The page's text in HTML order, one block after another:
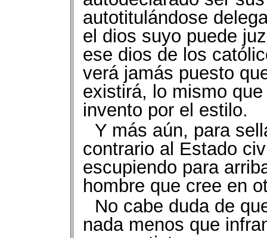
autotitulándose
el dios suyo puede
ese dios de los
verá jamás puesto
existirá, lo mismo
invento por el estilo.
Y más aún, para
contrario al Estado
escupiendo para
hombre que cree en
No cabe duda de
nada menos que